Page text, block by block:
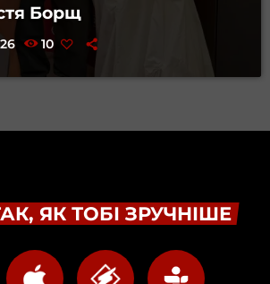
Борщ
10
ЯК ТОБІ ЗРУЧНІШЕ